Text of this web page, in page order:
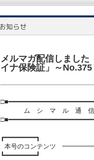
メルマガ配信しました
イナ保険証」～No.375
ム シ マ ル 通 信 Ｗ
┏━━━━━━━━┓
本号のコンテンツ
┗━━━━━━━━┛